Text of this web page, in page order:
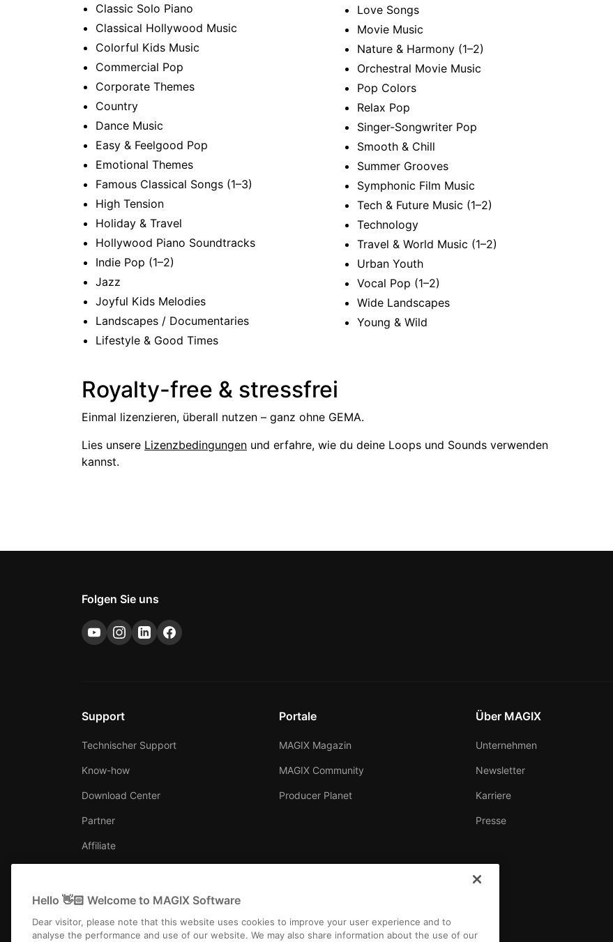
Classic Solo Piano
Classical Hollywood Music
Colorful Kids Music
Commercial Pop
Corporate Themes
Country
Dance Music
Easy & Feelgood Pop
Emotional Themes
Famous Classical Songs (1–3)
High Tension
Holiday & Travel
Hollywood Piano Soundtracks
Indie Pop (1–2)
Jazz
Joyful Kids Melodies
Landscapes / Documentaries
Lifestyle & Good Times
Love Songs
Movie Music
Nature & Harmony (1–2)
Orchestral Movie Music
Pop Colors
Relax Pop
Singer-Songwriter Pop
Smooth & Chill
Summer Grooves
Symphonic Film Music
Tech & Future Music (1–2)
Technology
Travel & World Music (1–2)
Urban Youth
Vocal Pop (1–2)
Wide Landscapes
Young & Wild
Royalty-free & stressfrei
Einmal lizenzieren, überall nutzen – ganz ohne GEMA.
Lies unsere Lizenzbedingungen und erfahre, wie du deine Loops und Sounds verwenden
kannst.
Folgen Sie uns
Support
Technischer Support
Know-how
Download Center
Partner
Affiliate
Portale
MAGIX Magazin
MAGIX Community
Producer Planet
Über MAGIX
Unternehmen
Newsletter
Karriere
Presse
Hello 👋🏻 Welcome to MAGIX Software
Dear visitor, please note that this website uses cookies to improve your user experience and to
analyse the performance and use of our website. We may also share information about the use of our